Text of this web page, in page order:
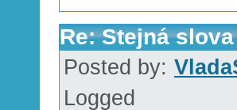
Re: Stejná
Posted by:
Logged